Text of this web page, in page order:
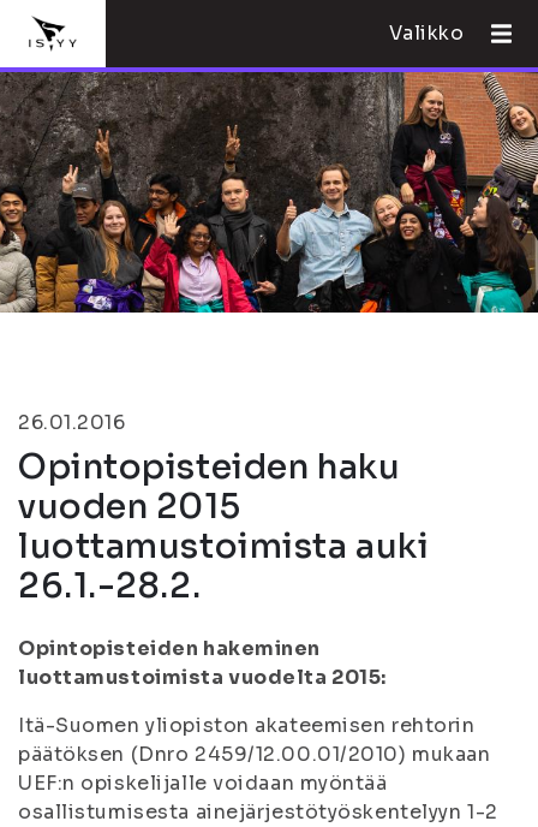
Valikko
26.01.2016
Opintopisteiden haku
vuoden 2015
luottamustoimista auki
26.1.-28.2.
Opintopisteiden hakeminen
luottamustoimista vuodelta 2015:
Itä-Suomen yliopiston akateemisen rehtorin
päätöksen (Dnro 2459/12.00.01/2010) mukaan
UEF:n opiskelijalle voidaan myöntää
osallistumisesta ainejärjestötyöskentelyyn 1-2